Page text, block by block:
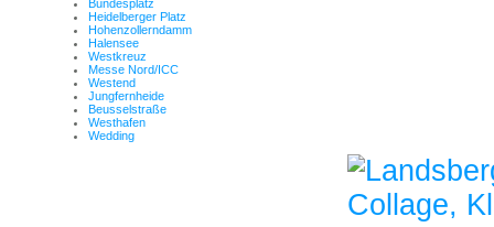
Bundesplatz
Heidelberger Platz
Hohenzollerndamm
Halensee
Westkreuz
Messe Nord/ICC
Westend
Jungfernheide
Beusselstraße
Westhafen
Wedding